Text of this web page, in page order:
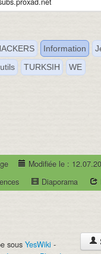
Information
TURKSIH WE
Modifiée le :
Diaporama
sous YesWiki -